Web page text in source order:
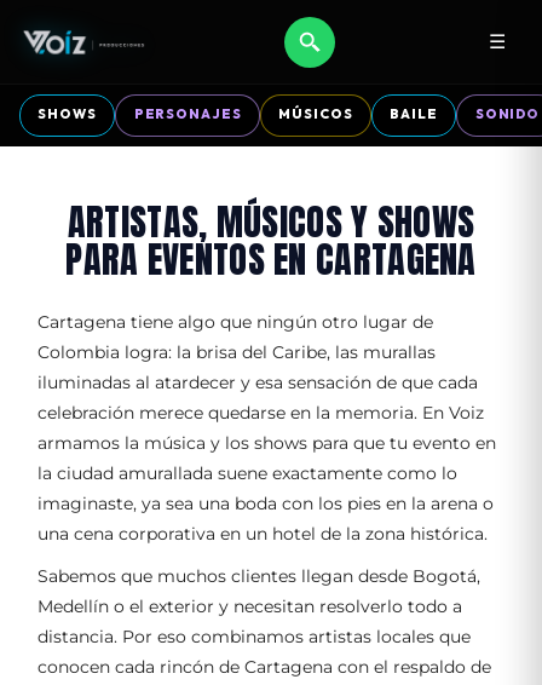
☰
SHOWS PERSONAJES MÚSICOS BAILE SONIDO
ARTISTAS, MÚSICOS Y SHOWS
PARA EVENTOS EN CARTAGENA
Cartagena tiene algo que ningún otro lugar de
Colombia logra: la brisa del Caribe, las murallas
iluminadas al atardecer y esa sensación de que cada
celebración merece quedarse en la memoria. En Voiz
armamos la música y los shows para que tu evento en
la ciudad amurallada suene exactamente como lo
imaginaste, ya sea una boda con los pies en la arena o
una cena corporativa en un hotel de la zona histórica.
Sabemos que muchos clientes llegan desde Bogotá,
Medellín o el exterior y necesitan resolverlo todo a
distancia. Por eso combinamos artistas locales que
conocen cada rincón de Cartagena con el respaldo de